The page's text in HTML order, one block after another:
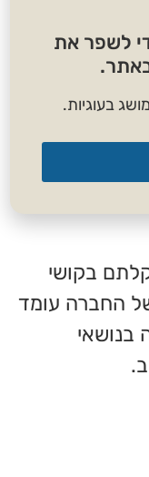
באתרי
בקושי
החברה עומד
בנושאי
לשפר את
בעוגיות.